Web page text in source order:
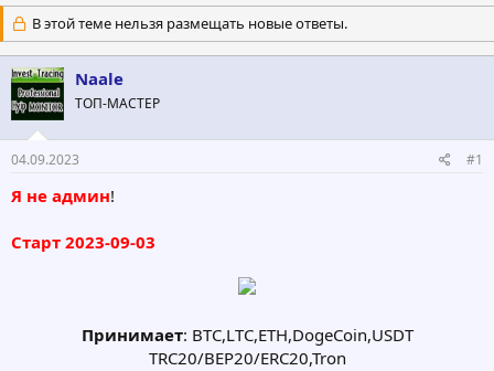
т
о
р
т
е
м
ы
т
а
н
а
ч
а
В этой теме нельзя размещать новые ответы.
Naale
ТОП-МАСТЕР
04.09.2023 #1
Я не админ!
Старт 2023-09-03
Принимает: BTC,LTC,ETH,DogeCoin,USDT
TRC20/BEP20/ERC20,Tron